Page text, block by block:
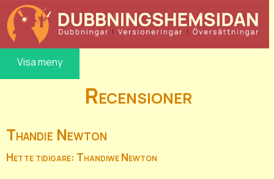
Visa meny
Recensioner
Thandie Newton
Hette tidigare: Thandiwe Newton